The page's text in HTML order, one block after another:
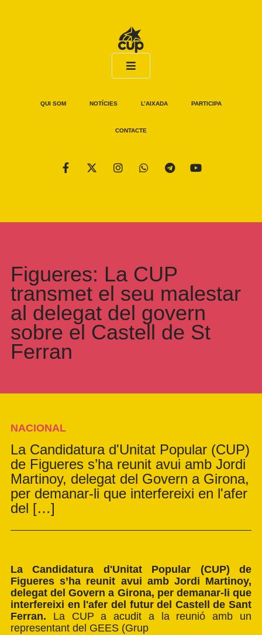
QUI SOM NOTÍCIES L’AIXADA PARTICIPA
CONTACTE
Figueres: La CUP
transmet el seu malestar
al delegat del govern
sobre el Castell de St
Ferran
NACIONAL
La Candidatura d'Unitat Popular (CUP)
de Figueres s’ha reunit avui amb Jordi
Martinoy, delegat del Govern a Girona,
per demanar-li que interfereixi en l'afer
del […]
LaCandidatura d'Unitat Popular (CUP) de
Figueress’ha reunit avui amb Jordi Martinoy,
delegat del Govern a Girona, per demanar-li que
interfereixi en l'afer del futur del Castell de Sant
Ferran. La CUP a acudit a la reunió amb un
representant del GEES (Grup